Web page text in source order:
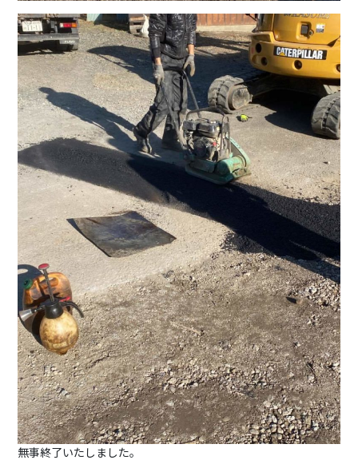
無事終了いたしました。